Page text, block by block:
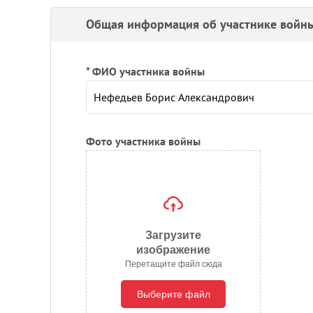
Общая информация об участнике
* ФИО участника войны
Фото участника войны
Загрузите
изображение
Перетащите файл сюда